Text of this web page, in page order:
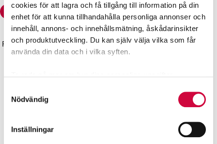
cookies för att lagra och få tillgång till information på din
enhet för att kunna tillhandahålla personliga annonser och
innehåll, annons- och innehållsmätning, åskådarinsikter
och produktutveckling. Du kan själv välja vilka som får
använda din data och i vilka syften.
Ta reda på mer om hur dina personliga uppgifter
Du kan ändra eller dra tillbaka ditt samtycke när som
Vi använder enhetsidentifierare för att anpassa innehållet
Nödvändig
Inställningar
Förbundet för den offentliga sektorn och välfärdsområdena
JHL